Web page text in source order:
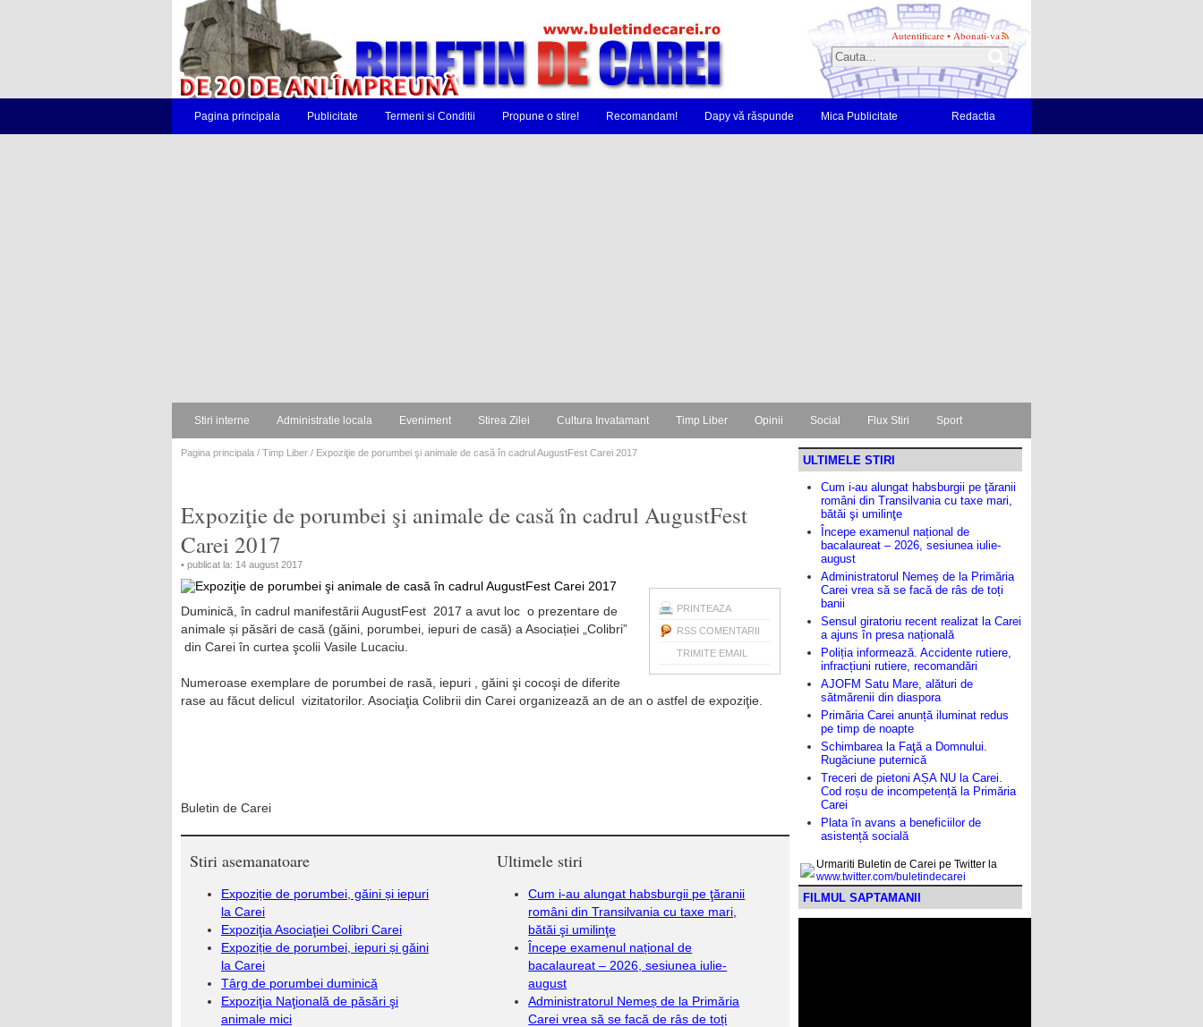
Autentificare • Abonati-va
Pagina principala Publicitate Termeni si Conditii Propune o stire! Recomandam! Dapy vă răspunde Mica Publicitate Redactia
Stiri interne Administratie locala Eveniment Stirea Zilei Cultura Invatamant Timp Liber Opinii Social Flux Stiri Sport
Pagina principala / Timp Liber / Expoziţie de porumbei şi animale de casă în cadrul AugustFest Carei 2017
Expoziţie de porumbei şi animale de casă în cadrul AugustFest
Carei 2017
• publicat la: 14 august 2017
PRINTEAZA
RSS COMENTARII
TRIMITE EMAIL
Duminică, în cadrul manifestării AugustFest 2017 a avut loc o prezentare de
animale și păsări de casă (găini, porumbei, iepuri de casă) a Asociației „Colibri”
din Carei în curtea şcolii Vasile Lucaciu.
Numeroase exemplare de porumbei de rasă, iepuri , găini şi cocoşi de diferite
rase au făcut delicul vizitatorilor. Asociaţia Colibrii din Carei organizează an de an o astfel de expoziţie.
Buletin de Carei
Stiri asemanatoare
Expoziție de porumbei, găini și iepuri
la Carei
Expoziţia Asociaţiei Colibri Carei
Expoziție de porumbei, iepuri și găini
la Carei
Târg de porumbei duminică
Expoziţia Naţională de păsări şi
animale mici
Ultimele stiri
Cum i-au alungat habsburgii pe ţăranii
români din Transilvania cu taxe mari,
bătăi şi umilinţe
Începe examenul național de
bacalaureat – 2026, sesiunea iulie-
august
Administratorul Nemeș de la Primăria
Carei vrea să se facă de râs de toți
ULTIMELE STIRI
Cum i-au alungat habsburgii pe ţăranii
români din Transilvania cu taxe mari,
bătăi şi umilinţe
Începe examenul național de
bacalaureat – 2026, sesiunea iulie-
august
Administratorul Nemeș de la Primăria
Carei vrea să se facă de râs de toți
banii
Sensul giratoriu recent realizat la Carei
a ajuns în presa națională
Poliția informează. Accidente rutiere,
infracțiuni rutiere, recomandări
AJOFM Satu Mare, alături de
sătmărenii din diaspora
Primăria Carei anunță iluminat redus
pe timp de noapte
Schimbarea la Faţă a Domnului.
Rugăciune puternică
Treceri de pietoni AȘA NU la Carei.
Cod roșu de incompetență la Primăria
Carei
Plata în avans a beneficiilor de
asistență socială
Urmariti Buletin de Carei pe Twitter la
www.twitter.com/buletindecarei
FILMUL SAPTAMANII